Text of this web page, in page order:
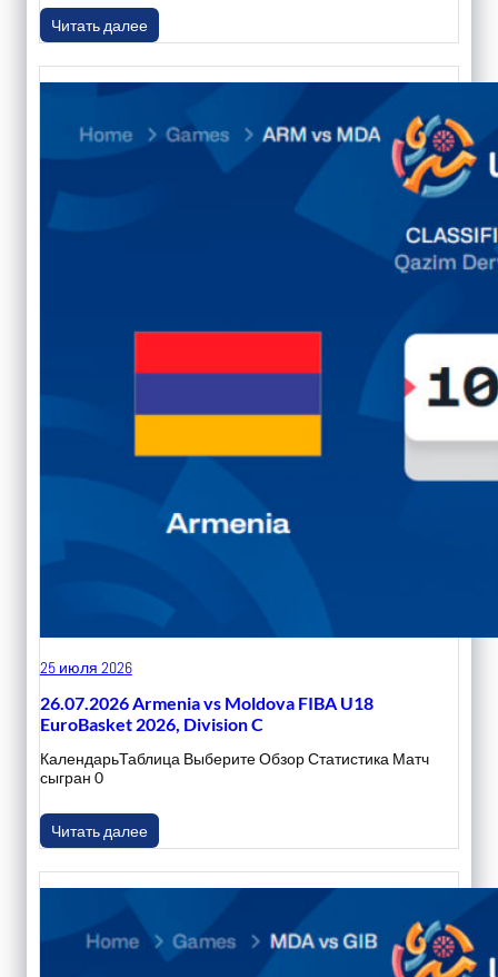
Читать далее
25 июля 2026
26.07.2026 Armenia vs Moldova FIBA U18
EuroBasket 2026, Division C
КалендарьТаблица Выберите Обзор Статистика Матч
сыгран 0
Читать далее